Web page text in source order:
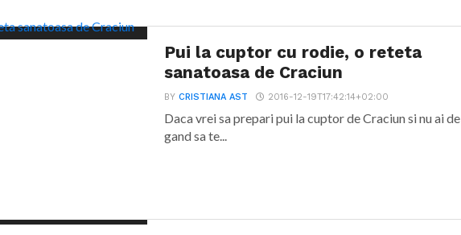
Pui la cuptor cu rodie, o reteta
sanatoasa de Craciun
BYCRISTIANA AST 2016-12-19T17:42:14+02:00
Daca vrei sa prepari pui la cuptor de Craciun si nu ai de
gand sa te...